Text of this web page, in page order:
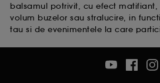
balsamul potrivit, cu efect
volum buzelor sau stralucire, in
tau si de evenimentele la care